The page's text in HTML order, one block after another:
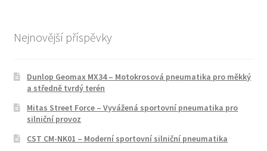
Nejnovější příspěvky
Dunlop Geomax MX34 – Motokrosová pneumatika pro měkký
a středně tvrdý terén
Mitas Street Force – Vyvážená sportovní pneumatika pro
silniční provoz
CST CM-NK01 – Moderní sportovní silniční pneumatika